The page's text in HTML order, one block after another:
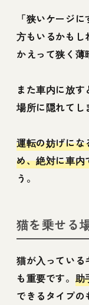
「狭いケージ
方もいるかもし
かえって狭く薄
また車内に放
場所に隠れてし
運転の妨げにな
め、絶対に車内
う。
猫を乗せる
猫が入っている
も重要です。 助
できるタイプの